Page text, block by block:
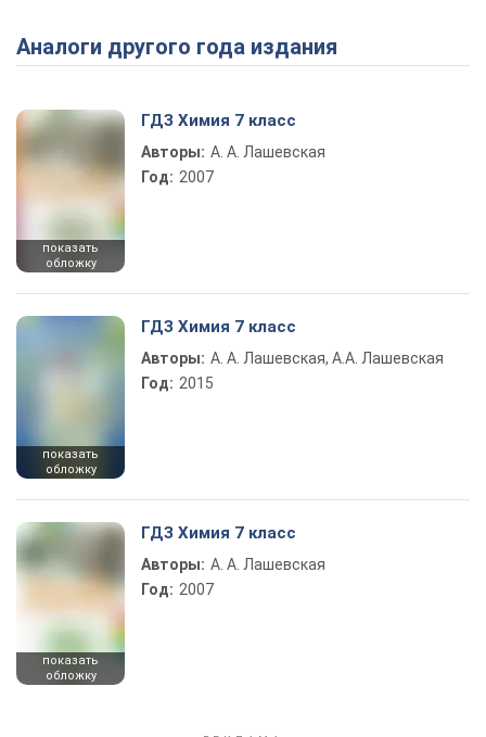
Play Video
Аналоги другого года издания
показать
обложку
ГДЗ Химия 7 класс
Авторы: А. А. Лашевская
Год: 2007
показать
обложку
ГДЗ Химия 7 класс
Авторы: А. А. Лашевская, А.А. Лашевская
Год: 2015
показать
обложку
ГДЗ Химия 7 класс
Авторы: А. А. Лашевская
Год: 2007